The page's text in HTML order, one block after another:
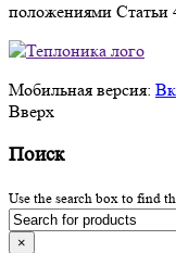
положениями Статьи
Мобильная версия:
Вверх
Поиск
Use the search box to find
×